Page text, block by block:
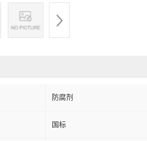
防腐剂
国标